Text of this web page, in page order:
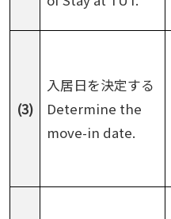
(3)
入居日を決定する
Determine the
move-in date.